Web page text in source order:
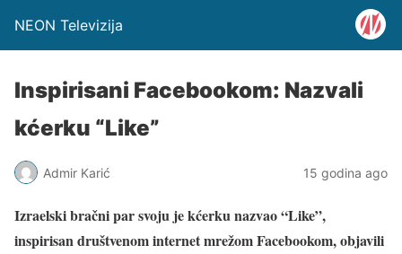
NEON Televizija
Inspirisani Facebookom: Nazvali
kćerku “Like”
Admir Karić 15 godina ago
Izraelski bračni par svoju je kćerku nazvao “Like”,
inspirisan društvenom internet mrežom Facebookom, objavili